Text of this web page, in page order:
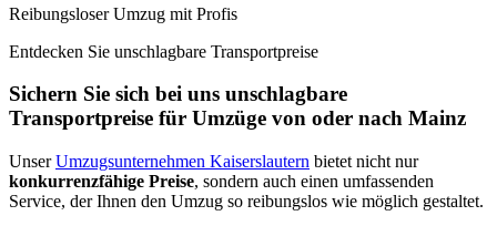
Reibungsloser Umzug mit Profis
Entdecken Sie unschlagbare Transportpreise
Sichern Sie sich bei uns unschlagbare
Transportpreise für Umzüge von oder nach Mainz
UnserUmzugsunternehmen Kaiserslautern bietet nicht nur
konkurrenzfähige Preise, sondern auch einen umfassenden
Service, der Ihnen den Umzug so reibungslos wie möglich gestaltet.